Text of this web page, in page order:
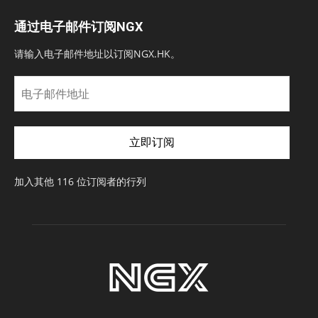
通过电子邮件订阅NGX
请输入电子邮件地址以订阅NGX.HK。
子
邮
件
址
立即订阅
加入其他 116 位订阅者的行列